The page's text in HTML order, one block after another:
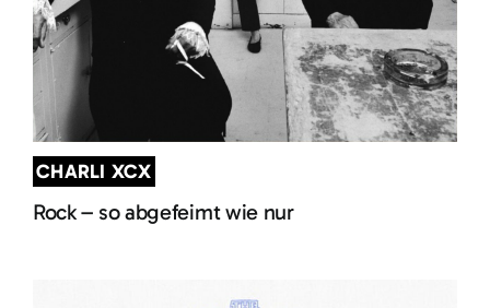
CHARLI XCX
Rock – so abgefeimt wie nur